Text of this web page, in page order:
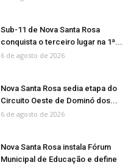
Sub-11 de Nova Santa Rosa
conquista o terceiro lugar na 1ª...
6 de agosto de 2026
Nova Santa Rosa sedia etapa do
Circuito Oeste de Dominó dos...
6 de agosto de 2026
Nova Santa Rosa instala Fórum
Municipal de Educação e define